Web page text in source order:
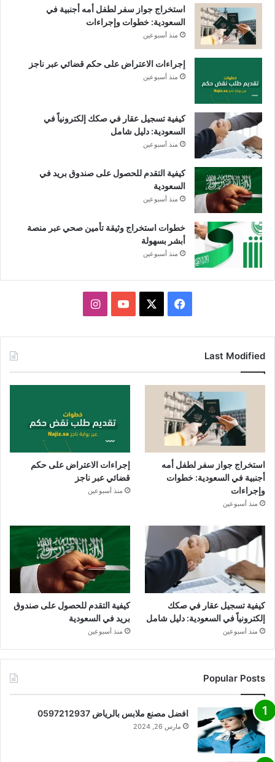
استخراج جواز سفر لطفل أمه أجنبية في
السعودية: خطوات وإجراءات
منذ أسبوعين
إجراءات الاعتراض على حكم قضائي عبر ناجز
منذ أسبوعين
كيفية تسجيل عقار في صكك إلكترونياً في
السعودية: دليل شامل
منذ أسبوعين
كيفية التقدم للحصول على صندوق بريد في
السعودية
منذ أسبوعين
خطوات استخراج وثيقة تأمين صحي عبر منصة
أبشر بسهولة
منذ أسبوعين
فيسبوك يوتيوبانستقرام
Last Modified
استخراج جواز سفر لطفل أمه
أجنبية في السعودية: خطوات
وإجراءات
منذ أسبوعين
إجراءات الاعتراض على حكم
قضائي عبر ناجز
منذ أسبوعين
كيفية تسجيل عقار في صكك
إلكترونياً في السعودية: دليل شامل
منذ أسبوعين
كيفية التقدم للحصول على صندوق
بريد في السعودية
منذ أسبوعين
Popular Posts
افضل مصنع ملابس بالرياض 0597212937
مارس 26, 2024